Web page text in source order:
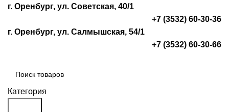
г. Оренбург, ул. Советская, 40/1
+7 (3532) 60-30-36
г. Оренбург, ул. Салмышская, 54/1
+7 (3532) 60-30-66
Категория